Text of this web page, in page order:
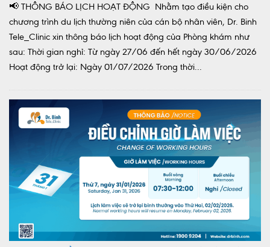
📢 THÔNG BÁO LỊCH HOẠT ĐỘNG Nhằm tạo điều kiện cho
chương trình du lịch thường niên của cán bộ nhân viên, Dr. Binh
Tele_Clinic xin thông báo lịch hoạt động của Phòng khám như
sau: Thời gian nghỉ: Từ ngày 27/06 đến hết ngày 30/06/2026
Hoạt động trở lại: Ngày 01/07/2026 Trong thời...